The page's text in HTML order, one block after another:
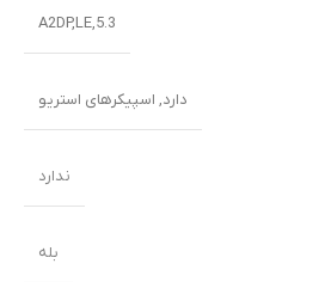
5.3,A2DP,LE
دارد, اسپیکرهای استریو
ندارد
بله